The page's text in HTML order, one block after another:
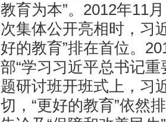
教育为本”。2012年11
次集体公开亮相时，习
好的教育”排在首位。
部“学习习近平总书记
题研讨班开班式上，习
切，“更好的教育”依然